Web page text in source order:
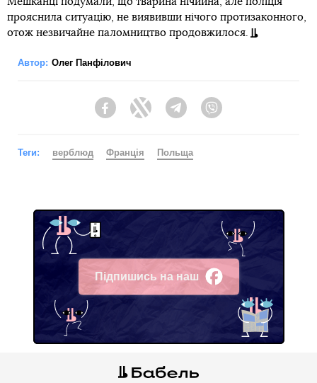
прояснила ситуацію, не виявивши нічого протизаконного,
отож незвичайне паломництво продовжилося.
Автор: Олег Панфілович
FacebookTwitter Telegram
Теги: верблюд Франція Польща
Підпишись на наш
Facebook